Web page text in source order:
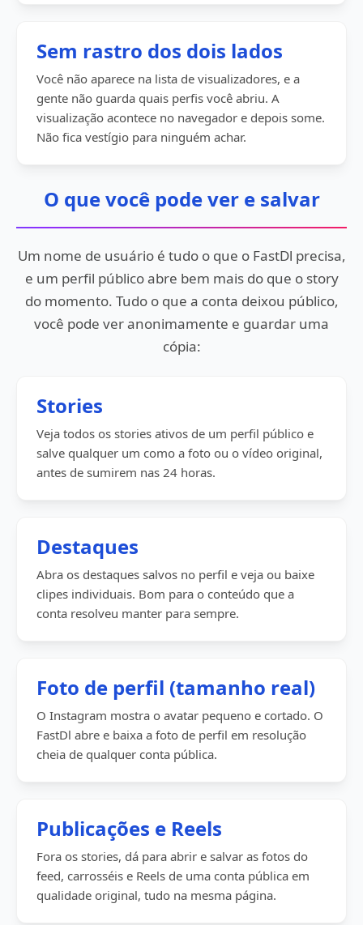
Sem rastro dos dois lados
Você não aparece na lista de visualizadores, e a
gente não guarda quais perfis você abriu. A
visualização acontece no navegador e depois some.
Não fica vestígio para ninguém achar.
O que você pode ver e salvar
Um nome de usuário é tudo o que o FastDl precisa,
e um perfil público abre bem mais do que o story
do momento. Tudo o que a conta deixou público,
você pode ver anonimamente e guardar uma
cópia:
Stories
Veja todos os stories ativos de um perfil público e
salve qualquer um como a foto ou o vídeo original,
antes de sumirem nas 24 horas.
Destaques
Abra os destaques salvos no perfil e veja ou baixe
clipes individuais. Bom para o conteúdo que a
conta resolveu manter para sempre.
Foto de perfil (tamanho real)
O Instagram mostra o avatar pequeno e cortado. O
FastDl abre e baixa a foto de perfil em resolução
cheia de qualquer conta pública.
Publicações e Reels
Fora os stories, dá para abrir e salvar as fotos do
feed, carrosséis e Reels de uma conta pública em
qualidade original, tudo na mesma página.